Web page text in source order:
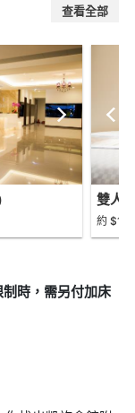
查看全部
雙人
約
時，需另付加床